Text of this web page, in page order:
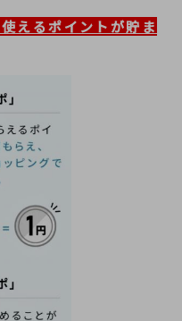
えるポイントが貯ま